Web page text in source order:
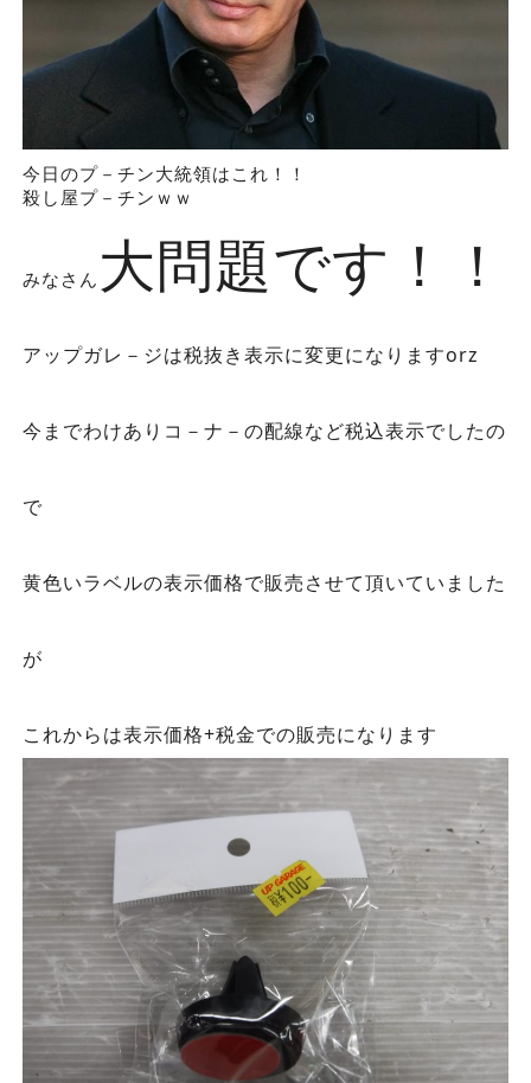
今日のプ－チン大統領はこれ！！
殺し屋プ－チンｗｗ
みなさん 大問題です！！
アップガレ－ジは税抜き表示に変更になりますorz
今までわけありコ－ナ－の配線など税込表示でしたの
で
黄色いラベルの表示価格で販売させて頂いていました
が
これからは表示価格+税金での販売になります